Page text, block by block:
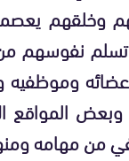
وخلقهم
تسلم نفوسهم
وبعض المواقع
من مهامه